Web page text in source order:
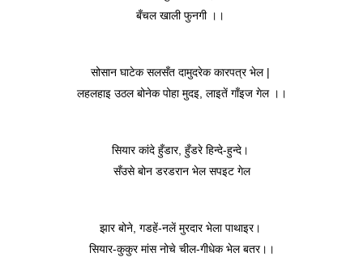
बँचल खाली फुनगी ।।
सोसान घाटेक सलसँत दामुदरेक कारपत्र भेल |
लहलहाइ उठल बोनेक पोहा मुदइ, लाइतें गाँइज गेल ।।
सियार कांदे हुँडार, हुँडरे हिन्दे-हुन्दे।
सँउसे बोन डरडरान भेल सपइट गेल
झार बोने, गडहें-नलें मुरदार भेला पाथाइर।
सियार-कुकुर मांस नोचे चील-गीधेक भेल बतर।।